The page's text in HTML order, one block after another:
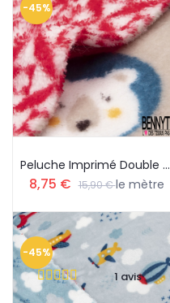
-45%
Peluche Imprimé Double Face Motif Flocon De Neige Et Tête D'animaux Fond Beige
8,75 € 15,90 €le mètre
-45%
1 avis